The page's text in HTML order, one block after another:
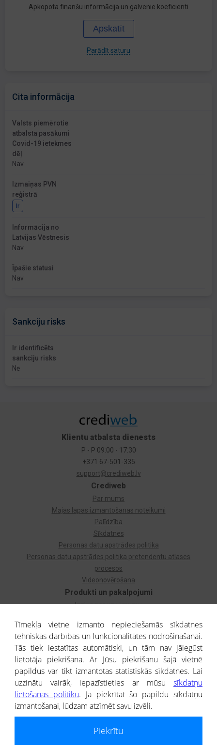
Apkopota finanšu informācija un galvenie koeficienti
Apskatīt
Parādīt saturu
Cita informācija
Valsts piemērotie
atbalsta pasākumi
Covid-19 ietekmes
dēļ
Nav
Izmaiņas PVN
reģistrā
Ir
Informācija no
Latvijas Vēstnesis
Nav
Īpašie statusi
Nav
Sankciju risks
Ir identificēts
sankciju risks
Nē
Produkti un pakalpojumi
Izziņa par uzņēmumu
Dzimtas koks
Uzņēmumu atlase
Monitorings
Kredītizziņa par ārvalstu uzņēmumiem
Crediweb
Par mums
Mājas lapas izmantošanas noteikumi
Palīdzība
Sīkdatnes
Personas datu apstrādes politika
Personas datu apstrādes politika pretendentu atlases
procesos
Videonovērošana
Klientu atbalsta dienests
P - P 09:00 - 17:30
+371 67-501-335
support@crediweb.lv
® CREDITREFORM Latvija
SIA
Portāla ietvaros saņemtajai informācijai ir uzziņas raksturs, un tai nav
Tīmekļa vietne izmanto nepieciešamās sīkdatnes
tehniskās darbības un funkcionalitātes nodrošināšanai.
Tās tiek iestatītas automātiski, un tām nav jāiegūst
lietotāja piekrišana. Ar Jūsu piekrišanu šajā vietnē
papildus var tikt izmantotas statistiskās sīkdatnes. Lai
uzzinātu vairāk, iepazīstieties ar mūsu sīkdatņu
lietošanas politiku. Ja piekrītat šo papildu sīkdatņu
izmantošanai, lūdzam atzīmēt savu izvēli.
Piekrītu